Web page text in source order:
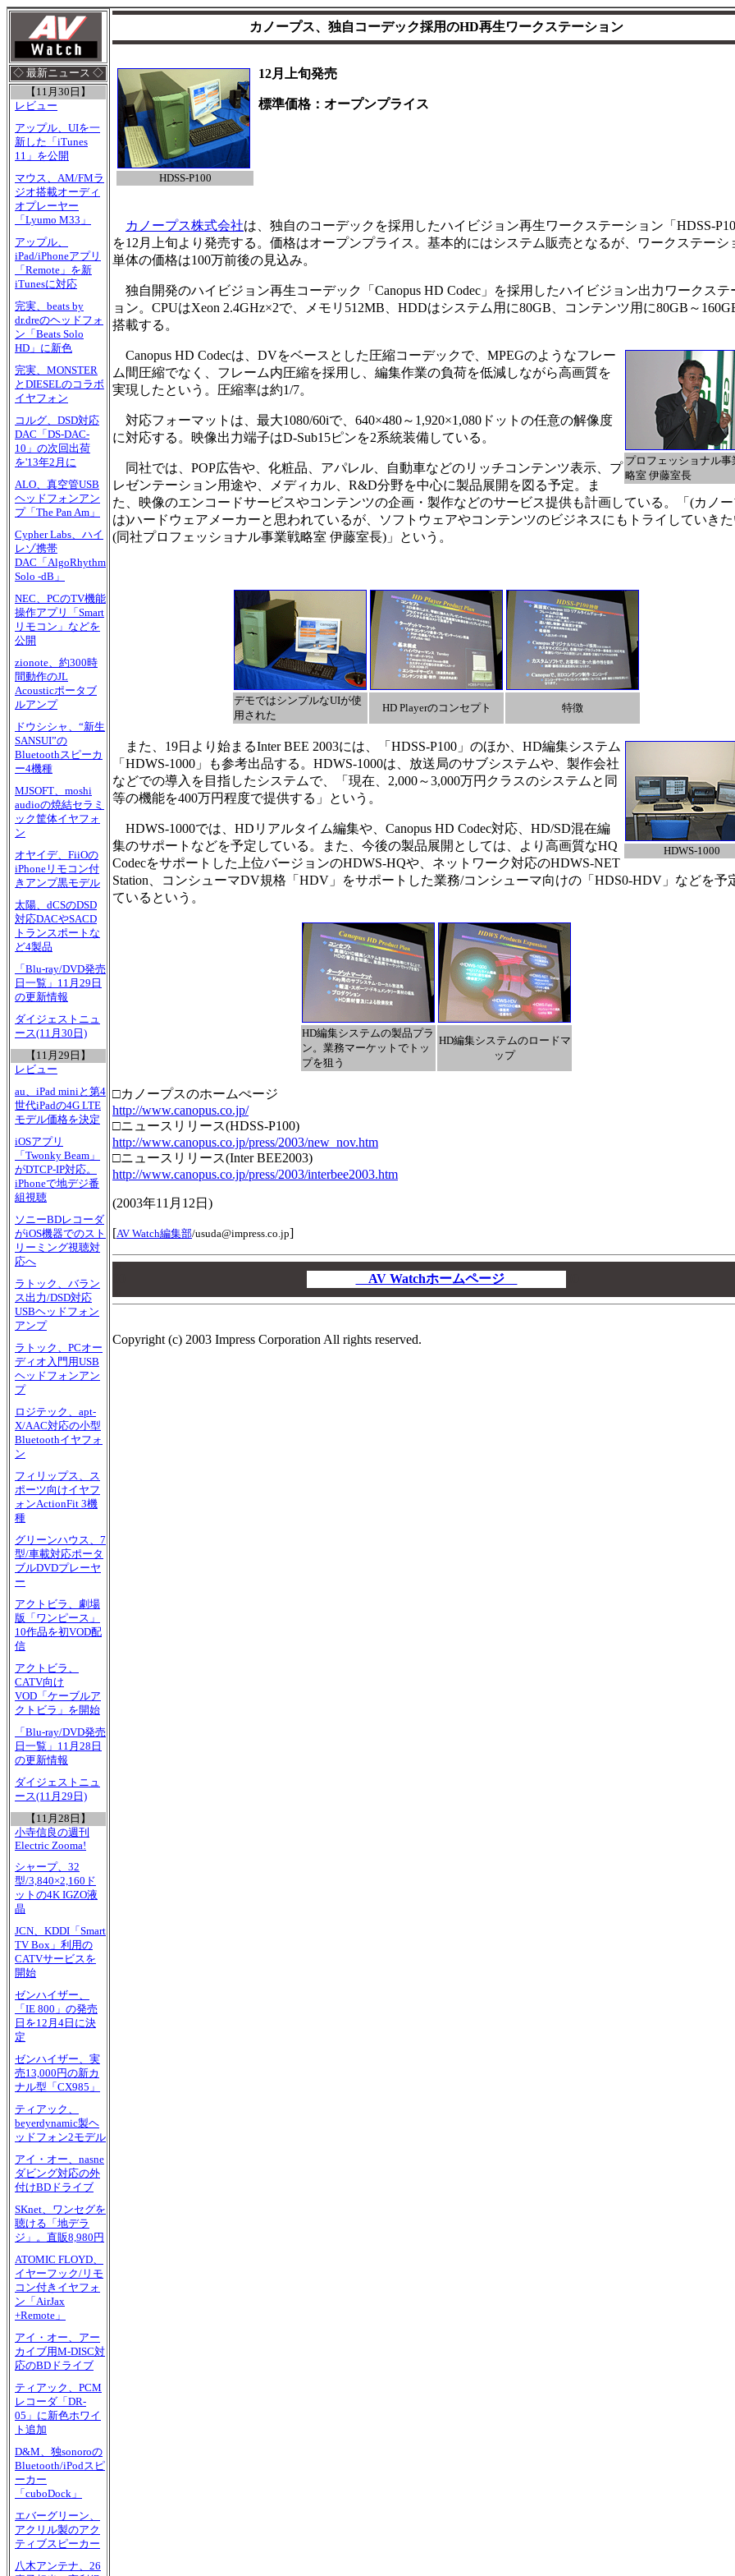
◇ 最新ニュース ◇
【11月30日】
レビュー
アップル、UIを一
新した「iTunes
11」を公開
マウス、AM/FMラ
ジオ搭載オーディ
オプレーヤー
「Lyumo M33」
アップル、
iPad/iPhoneアプリ
「Remote」を新
iTunesに対応
完実、beats by
dr.dreのヘッドフォ
ン「Beats Solo
HD」に新色
完実、MONSTER
とDIESELのコラボ
イヤフォン
コルグ、DSD対応
DAC「DS-DAC-
10」の次回出荷
を'13年2月に
ALO、真空管USB
ヘッドフォンアン
プ「The Pan Am」
Cypher Labs、ハイ
レゾ携帯
DAC「AlgoRhythm
Solo -dB」
NEC、PCのTV機能
操作アプリ「Smart
リモコン」などを
公開
zionote、約300時
間動作のJL
Acousticポータブ
ルアンプ
ドウシシャ、“新生
SANSUI”の
Bluetoothスピーカ
ー4機種
MJSOFT、moshi
audioの焼結セラミ
ック筐体イヤフォ
ン
オヤイデ、FiiOの
iPhoneリモコン付
きアンプ黒モデル
太陽、dCSのDSD
対応DACやSACD
トランスポートな
ど4製品
「Blu-ray/DVD発売
日一覧」11月29日
の更新情報
ダイジェストニュ
ース(11月30日)
【11月29日】
レビュー
au、iPad miniと第4
世代iPadの4G LTE
モデル価格を決定
iOSアプリ
「Twonky Beam」
がDTCP-IP対応。
iPhoneで地デジ番
組視聴
ソニーBDレコーダ
がiOS機器でのスト
リーミング視聴対
応へ
ラトック、バラン
ス出力/DSD対応
USBヘッドフォン
アンプ
ラトック、PCオー
ディオ入門用USB
ヘッドフォンアン
プ
ロジテック、apt-
X/AAC対応の小型
Bluetoothイヤフォ
ン
フィリップス、ス
ポーツ向けイヤフ
ォンActionFit 3機
種
グリーンハウス、7
型/車載対応ポータ
ブルDVDプレーヤ
ー
アクトビラ、劇場
版「ワンピース」
10作品を初VOD配
信
アクトビラ、
CATV向け
VOD「ケーブルア
クトビラ」を開始
「Blu-ray/DVD発売
日一覧」11月28日
の更新情報
ダイジェストニュ
ース(11月29日)
【11月28日】
小寺信良の週刊
Electric Zooma!
シャープ、32
型/3,840×2,160ド
ットの4K IGZO液
晶
JCN、KDDI「Smart
TV Box」利用の
CATVサービスを
開始
ゼンハイザー、
「IE 800」の発売
日を12月4日に決
定
ゼンハイザー、実
売13,000円の新カ
ナル型「CX985」
ティアック、
beyerdynamic製ヘ
ッドフォン2モデル
アイ・オー、nasne
ダビング対応の外
付けBDドライブ
SKnet、ワンセグを
聴ける「地デラ
ジ」。直販8,980円
ATOMIC FLOYD、
イヤーフック/リモ
コン付きイヤフォ
ン「AirJax
+Remote」
アイ・オー、アー
カイブ用M-DISC対
応のBDドライブ
ティアック、PCM
レコーダ「DR-
05」に新色ホワイ
ト追加
D&M、独sonoroの
Bluetooth/iPodスピ
ーカー
「cuboDock」
エバーグリーン、
アクリル製のアク
ティブスピーカー
八木アンテナ、26
カノープス、独自コーデック採用のHD再生ワークステーション
HDSS-P100
12月上旬発売
標準価格：オープンプライス
カノープス株式会社は、独自のコーデックを採用したハイビジョン再生ワークステーション「HDSS-
を12月上旬より発売する。価格はオープンプライス。基本的にはシステム販売となるが、ワークステーシ
単体の価格は100万前後の見込み。
独自開発のハイビジョン再生コーデック「Canopus HD Codec」を採用したハイビジョン出力ワークステ
ョン。CPUはXeon 2.4GHz×2で、メモリ512MB、HDDはシステム用に80GB、コンテンツ用に80GB～
搭載する。
プロフェッショナル事
略室 伊藤室長
Canopus HD Codecは、DVをベースとした圧縮コーデックで、MPEGのようなフレー
ム間圧縮でなく、フレーム内圧縮を採用し、編集作業の負荷を低減しながら高画質を
実現したという。圧縮率は約1/7。
対応フォーマットは、最大1080/60iで、640×480～1,920×1,080ドットの任意の解像度
に対応する。映像出力端子はD-Sub15ピンを2系統装備している。
同社では、POP広告や、化粧品、アパレル、自動車などのリッチコンテンツ表示、プ
レゼンテーション用途や、メディカル、R&D分野を中心に製品展開を図る予定。ま
た、映像のエンコードサービスやコンテンツの企画・製作などのサービス提供も計画している。「(カノ
は)ハードウェアメーカーと思われているが、ソフトウェアやコンテンツのビジネスにもトライしていき
(同社プロフェッショナル事業戦略室 伊藤室長)」という。
デモではシンプルなUIが使
用された
HD Playerのコンセプト 特徴
HDWS-1000
また、19日より始まるInter BEE 2003には、「HDSS-P100」のほか、HD編集システム
「HDWS-1000」も参考出品する。HDWS-1000は、放送局のサブシステムや、製作会社
などでの導入を目指したシステムで、「現在、2,000～3,000万円クラスのシステムと同
等の機能を400万円程度で提供する」という。
HDWS-1000では、HDリアルタイム編集や、Canopus HD Codec対応、HD/SD混在編
集のサポートなどを予定している。また、今後の製品展開としては、より高画質なHQ
Codecをサポートした上位バージョンのHDWS-HQや、ネットワーク対応のHDWS-NET
Station、コンシューマDV規格「HDV」をサポートした業務/コンシューマ向けの「HDS0-HDV」などを予
ているという。
HD編集システムの製品プラ
ン。業務マーケットでトッ
プを狙う
HD編集システムのロードマ
ップ
□カノープスのホームぺージ
http://www.canopus.co.jp/
□ニュースリリース(HDSS-P100)
http://www.canopus.co.jp/press/2003/new_nov.htm
□ニュースリリース(Inter BEE2003)
http://www.canopus.co.jp/press/2003/interbee2003.htm
(2003年11月12日 )
[AV Watch編集部/usuda@impress.co.jp]
AV Watchホームページ
Copyright (c) 2003 Impress Corporation All rights reserved.